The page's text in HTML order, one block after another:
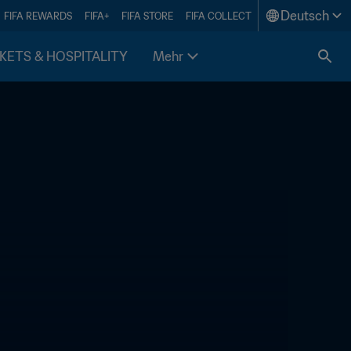
FIFA REWARDS FIFA+ FIFA STORE FIFA COLLECT Deutsch
& HOSPITALITY Mehr